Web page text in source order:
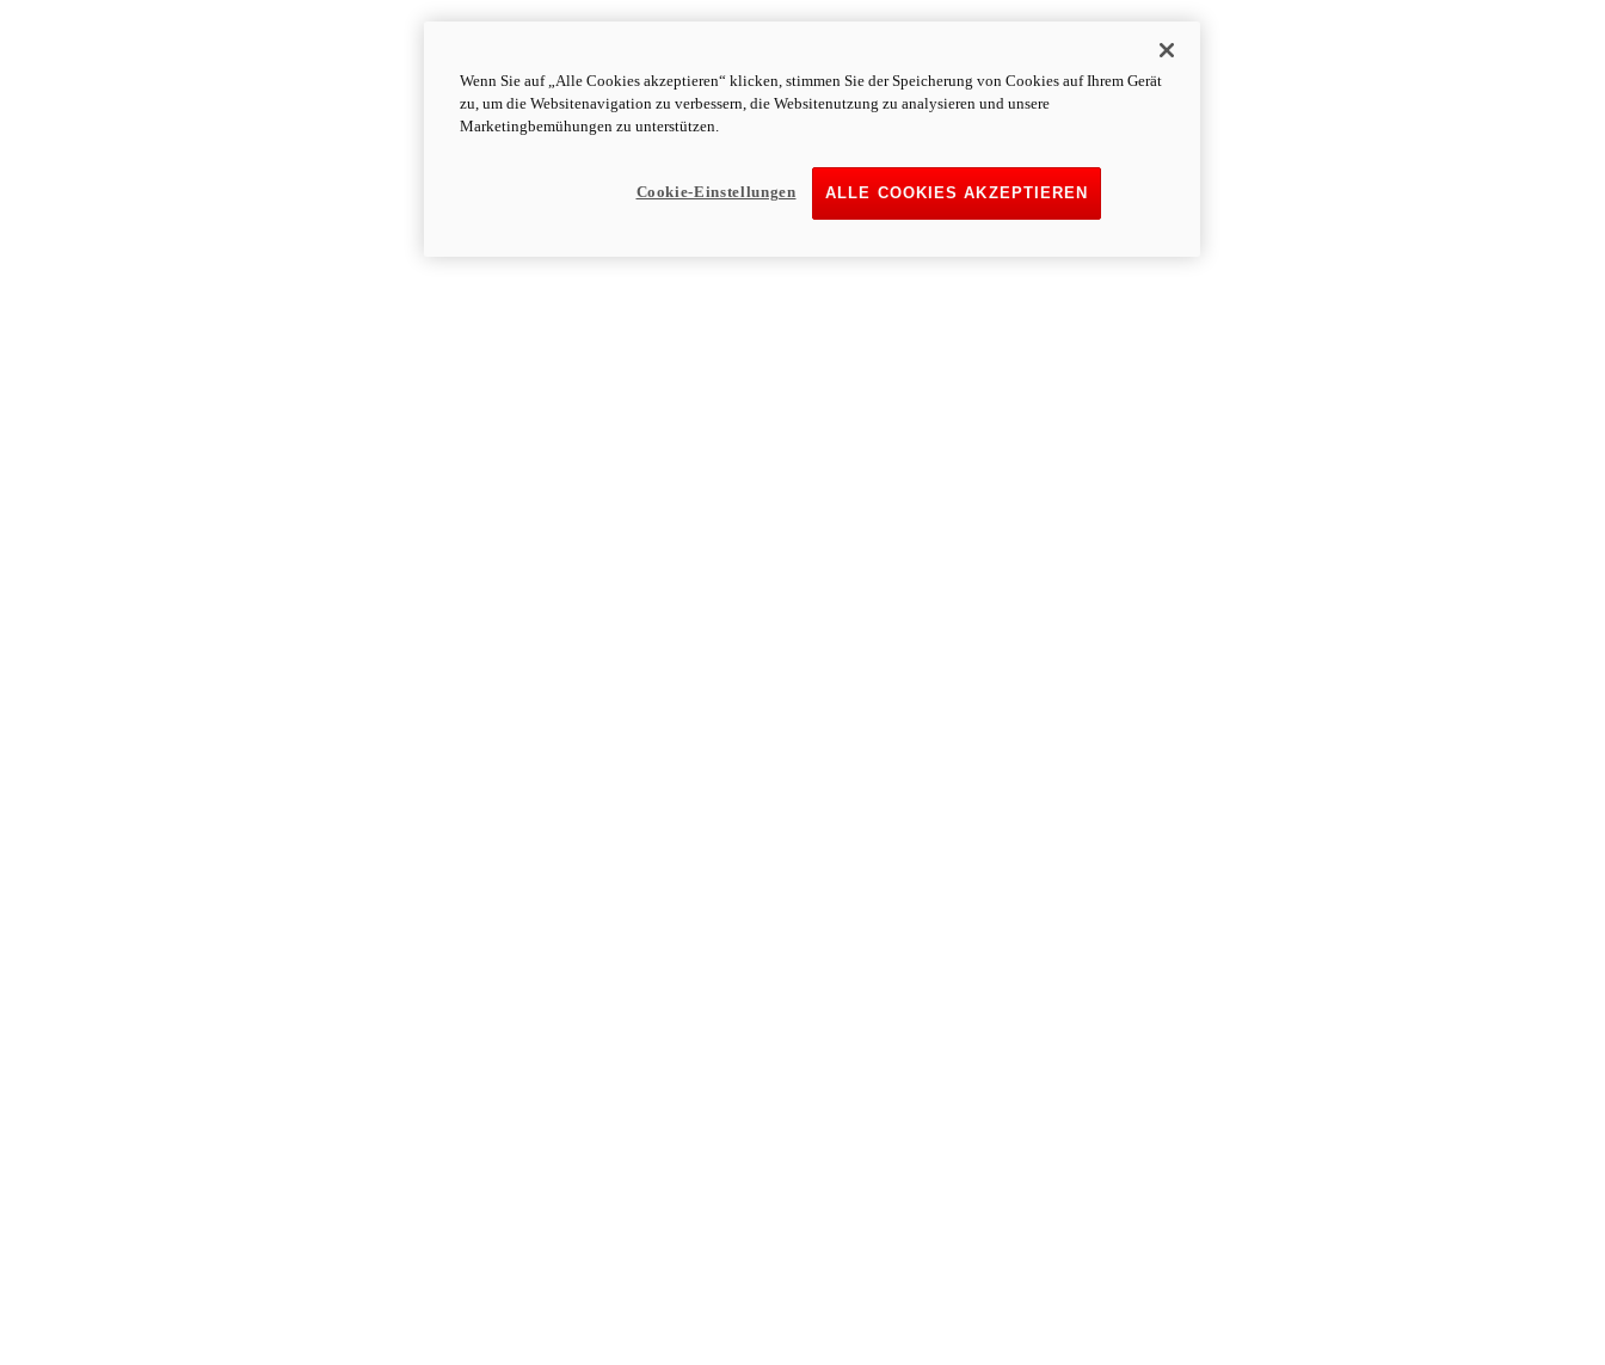
Wenn Sie auf „Alle Cookies akzeptieren“ klicken, stimmen Sie der Speicherung von Cookies auf Ihrem Gerät
zu, um die Websitenavigation zu verbessern, die Websitenutzung zu analysieren und unsere
Marketingbemühungen zu unterstützen.
ALLE COOKIES AKZEPTIEREN
Cookie-Einstellungen